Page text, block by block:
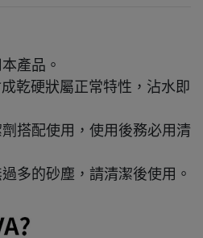
產品。
乾硬狀屬正常特性，沾水即
搭配使用，使用後務必用清
多的砂塵，請清潔後使用。